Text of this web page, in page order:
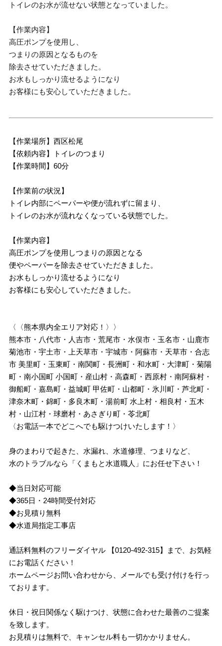
トイレのお水が流せない状態となっていました。
【作業内容】
高圧ポンプを使用し、
つまりの原因となるものを
除去させていただきました。
お水もしっかり流せるようになり
お客様にも安心していただきました。
【作業場所】西区松尾
【依頼内容】トイレのつまり
【作業時間】60分
【作業前の状況】
トイレ内部にペーパーや便が流れずに留まり、
トイレのお水が流れなくなっている状態でした。
【作業内容】
高圧ポンプを使用しつまりの原因となる
便やペーパーを除去させていただきました。
お水もしっかり流せるようになり
お客様にも安心していただきました。
〈〈熊本県内全エリア対応！〉〉
熊本市・八代市・人吉市・荒尾市・水俣市・玉名市・山鹿市
菊池市・宇土市・上天草市・宇城市・阿蘇市・天草市・合志
市 美里町・玉東町・南関町・長洲町・和水町・大津町・菊陽
町・南小国町 小国町・産山村・高森町・西原村・南阿蘇村・
御船町・嘉島町・益城町 甲佐町・山都町・氷川町・芦北町・
津奈木町・錦町・多良木町・湯前町 水上村・相良村・五木
村・山江村・球磨村・あさぎり町・苓北町
〈お電話一本でどこへでも駆けつけいたします！〉
身のまわりで起きた、水漏れ、水道修理、つまりなど、
水のトラブルなら「くまもと水道職人」にお任せ下さい！
◆当日対応可能
◆365日・24時間受付対応
◆お見積り無料
◆水道局指定工事店
通話料無料のフリーダイヤル 【0120-492-315】まで、お気軽
にお電話ください！
ホームページお問い合わせから、メールでも受け付けを行っ
ております。
休日・祝日関係なく駆けつけ、状態に合わせた最善のご提案
を致します。
お見積りは無料で、キャンセル料も一切かかりません。